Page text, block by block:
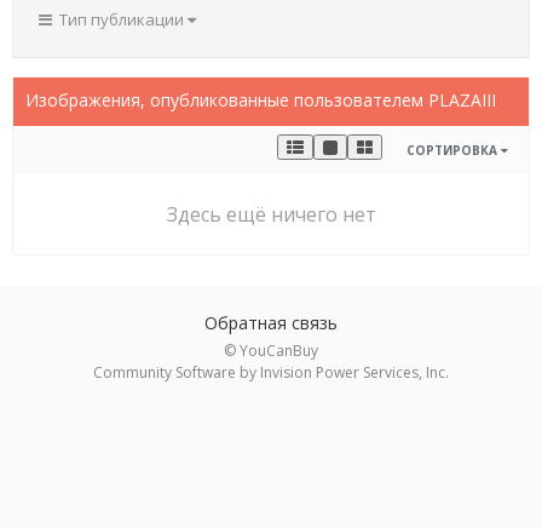
Тип публикации
Изображения, опубликованные пользователем PLAZAIII
СОРТИРОВКА
Здесь ещё ничего нет
Обратная связь
© YouCanBuy
Community Software by Invision Power Services, Inc.